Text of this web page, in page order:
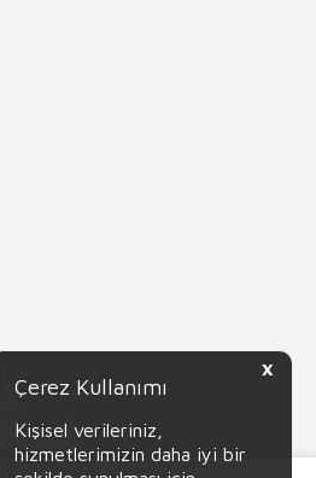
X
Çerez Kullanımı
Kişisel verileriniz,
hizmetlerimizin daha iyi bir